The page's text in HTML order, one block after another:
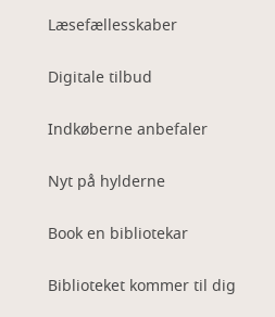
Læsefællesskaber
Digitale tilbud
Indkøberne anbefaler
Nyt på hylderne
Book en bibliotekar
Biblioteket kommer til dig